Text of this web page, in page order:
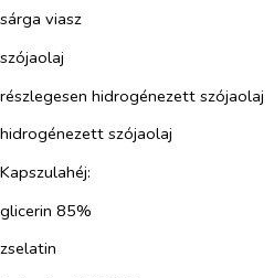
sárga viasz
szójaolaj
részlegesen hidrogénezett szójaolaj
hidrogénezett szójaolaj
Kapszulahéj:
glicerin 85%
zselatin